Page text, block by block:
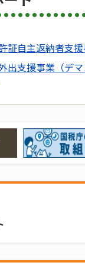
証自主返納者支
出支援事業（デ